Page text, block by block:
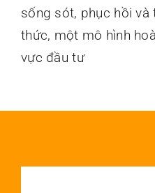
sống sót, phục hồi
thức, một mô hình
vực đầu tư